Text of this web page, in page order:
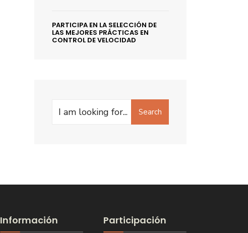
PARTICIPA EN LA SELECCIÓN DE
LAS MEJORES PRÁCTICAS EN
CONTROL DE VELOCIDAD
Search
Search
Información Participación